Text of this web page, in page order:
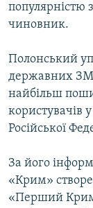
популярністю
чиновник.
Полонський
державних
найбільш
користувачів
Російської
За його
«Крим»
«Перший